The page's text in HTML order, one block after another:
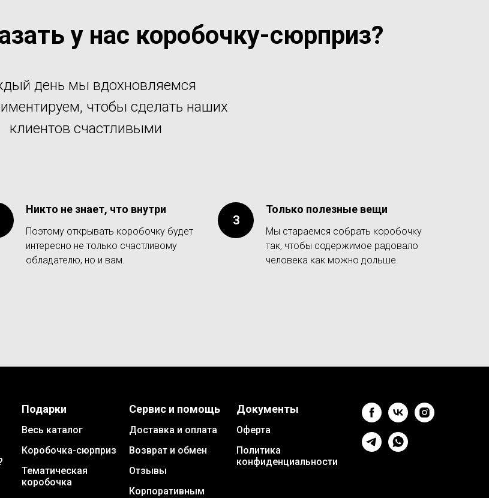
у нас коробочку-сюрприз?
день мы вдохновляемся
чтобы сделать наших
клиентов счастливыми
Никто не знает, что внутри
Поэтому открывать коробочку будет
интересно не только счастливому
обладателю, но и вам.
Только полезные вещи
Мы стараемся собрать коробочку
так, чтобы содержимое радовало
человека как можно дольше.
Подарки
Весь каталог
Коробочка-сюрприз
Тематическая
коробочка
Сервис и помощь
Доставка и оплата
Возврат и обмен
Отзывы
Корпоративным
Документы
Оферта
Политика
конфиденциальности